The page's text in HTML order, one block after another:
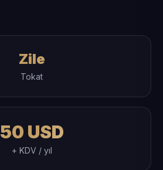
Zile
Tokat
50 USD
+ KDV / yıl